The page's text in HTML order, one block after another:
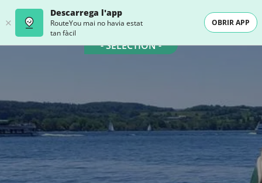
Descarrega l'app
RouteYou mai no havia estat
tan fàcil
OBRIR APP
- SELECTION -